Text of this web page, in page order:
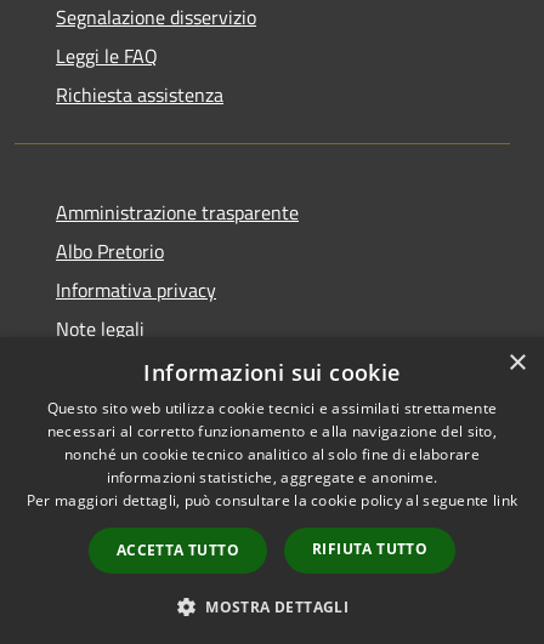
Segnalazione disservizio
Leggi le FAQ
Richiesta assistenza
Amministrazione trasparente
Albo Pretorio
Informativa privacy
Note legali
Dichiarazione di accessibilità
RSS
Accessibilità
Copyright © 2021 • Città
di San Benedetto Po •
Powered byMunicipium
Accesso redazione
×
Informazioni sui cookie
Questo sito web utilizza cookie tecnici e assimilati strettamente
necessari al corretto funzionamento e alla navigazione del sito,
nonché un cookie tecnico analitico al solo fine di elaborare
informazioni statistiche, aggregate e anonime.
Per maggiori dettagli, può consultare la cookie policy al seguente link
ACCETTA TUTTO RIFIUTA TUTTO
MOSTRA DETTAGLI